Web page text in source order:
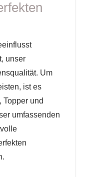
unser
Um
ist es
Topper und
umfassenden